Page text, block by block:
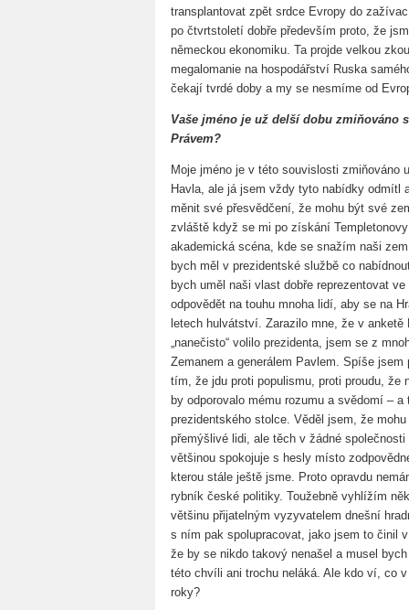
transplantovat zpět srdce Evropy do
po čtvrtstoletí dobře především proto, že
německou ekonomiku. Ta projde velkou
megalomanie na hospodářství Ruska
čekají tvrdé doby a my se nesmíme od
Vaše jméno je už delší dobu zmiňováno
Právem?
Moje jméno je v této souvislosti zmiňováno
Havla, ale já jsem vždy tyto nabídky odmítl
měnit své přesvědčení, že mohu být své
zvláště když se mi po získání
akademická scéna, kde se snažím naši
bych měl v prezidentské službě co
bych uměl naši vlast dobře reprezentovat
odpovědět na touhu mnoha lidí, aby se na
letech hulvátství. Zarazilo mne, že v
„nanečisto“ volilo prezidenta, jsem se z
Zemanem a generálem Pavlem. Spíše
tím, že jdu proti populismu, proti proudu,
by odporovalo mému rozumu a svědomí –
prezidentského stolce. Věděl jsem, že
přemýšlivé lidi, ale těch v žádné
většinou spokojuje s hesly místo
kterou stále ještě jsme. Proto opravdu
rybník české politiky. Toužebně vyhlížím
většinu přijatelným vyzyvatelem dnešní
s ním pak spolupracovat, jako jsem to činil
že by se nikdo takový nenašel a musel
této chvíli ani trochu neláká. Ale kdo ví, co
roky?